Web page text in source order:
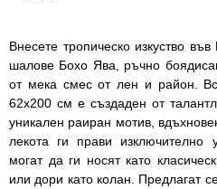
Внесете тропическо изкуство
шалове Бохо Ява, ръчно
от мека смес от лен и район.
62x200 см е създаден от
уникален раиран мотив,
лекота ги прави изключително
могат да ги носят като
или дори като колан. Предлагат